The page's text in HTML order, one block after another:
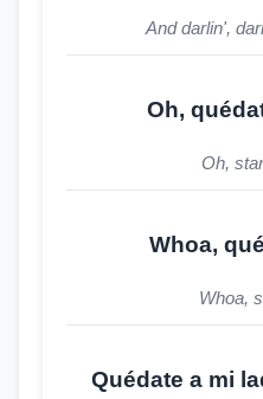
And darlin',
Oh,
Oh,
Whoa,
Whoa,
Quédate a mi